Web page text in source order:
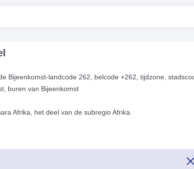
Bijeenkomst-landcode 262, belcode +262, tijdzone,
buren van Bijeenkomst
Afrika, het deel van de subregio Afrika.